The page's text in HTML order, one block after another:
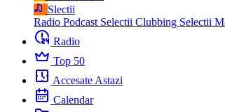
Slectii
Radio Podcast Selectii Clubbing Selectii
Radio
Top 50
Accesate Astazi
Calendar